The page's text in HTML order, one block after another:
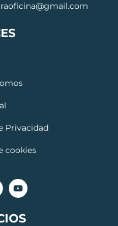
Privacidad
cookies